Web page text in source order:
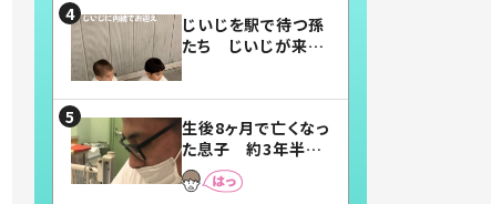
じいじを駅で待つ孫
たち じいじが来た
まらない」「幸せにな
れる」
生後8ヶ月で亡くなっ
た息子 約3年半
後、当時の妻の日記
に書いてあった本音